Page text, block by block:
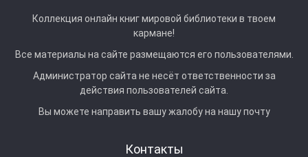
Коллекция онлайн книг мировой библиотеки в твоем
кармане!
Все материалы на сайте размещаются его пользователями.
Администратор сайта не несёт ответственности за
действия пользователей сайта.
Вы можете направить вашу жалобу на нашу почту
Контакты